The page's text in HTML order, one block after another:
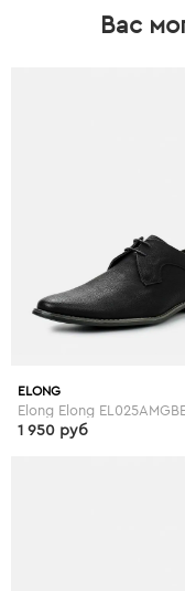
Вас
ELONG
Elong Elong
1 950 руб